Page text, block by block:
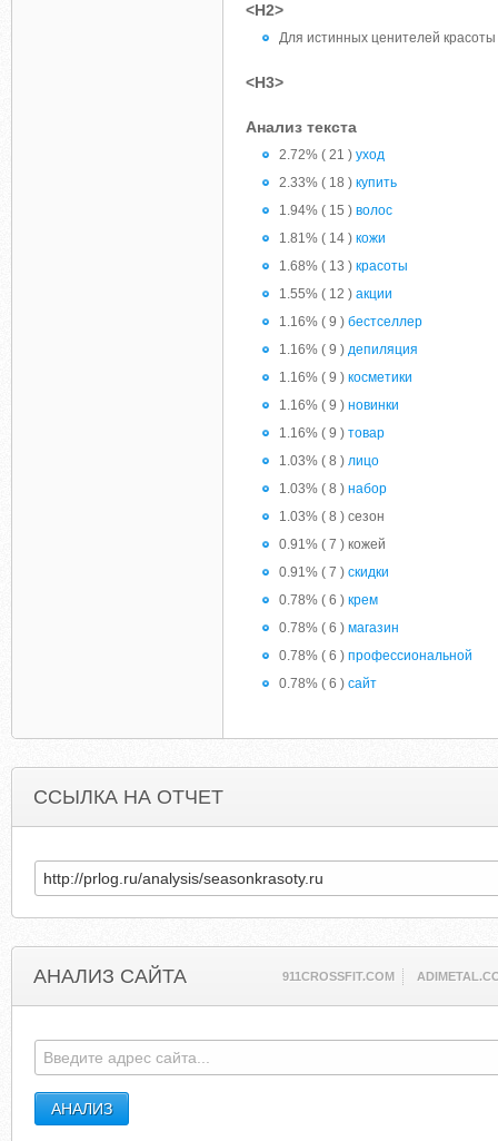
<H2>
Для истинных ценителей красоты
<H3>
Анализ текста
2.72% ( 21 ) уход
2.33% ( 18 ) купить
1.94% ( 15 ) волос
1.81% ( 14 ) кожи
1.68% ( 13 ) красоты
1.55% ( 12 ) акции
1.16% ( 9 ) бестселлер
1.16% ( 9 ) депиляция
1.16% ( 9 ) косметики
1.16% ( 9 ) новинки
1.16% ( 9 ) товар
1.03% ( 8 ) лицо
1.03% ( 8 ) набор
1.03% ( 8 ) сезон
0.91% ( 7 ) кожей
0.91% ( 7 ) скидки
0.78% ( 6 ) крем
0.78% ( 6 ) магазин
0.78% ( 6 ) профессиональной
0.78% ( 6 ) сайт
ССЫЛКА НА ОТЧЕТ
АНАЛИЗ САЙТА 911CROSSFIT.COM